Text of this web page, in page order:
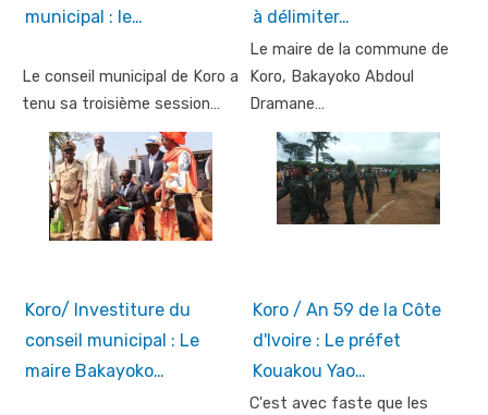
municipal : le…
Le conseil municipal de Koro a
tenu sa troisième session…
à délimiter…
Le maire de la commune de
Koro, Bakayoko Abdoul
Dramane…
Koro/ Investiture du
conseil municipal : Le
maire Bakayoko…
Koro / An 59 de la Côte
d'Ivoire : Le préfet
Kouakou Yao…
C'est avec faste que les